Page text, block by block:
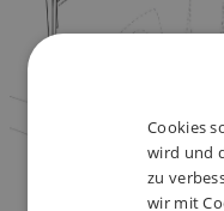
Cookies
wird und
zu
wir mit